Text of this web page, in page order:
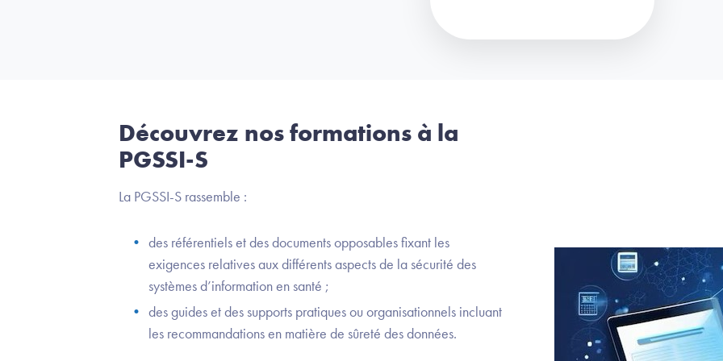
Découvrez nos formations à la
PGSSI-S
La PGSSI-S rassemble :
des référentiels et des documents opposables fixant les
exigences relatives aux différents aspects de la sécurité des
systèmes d’information en santé ;
des guides et des supports pratiques ou organisationnels incluant
les recommandations en matière de sûreté des données.